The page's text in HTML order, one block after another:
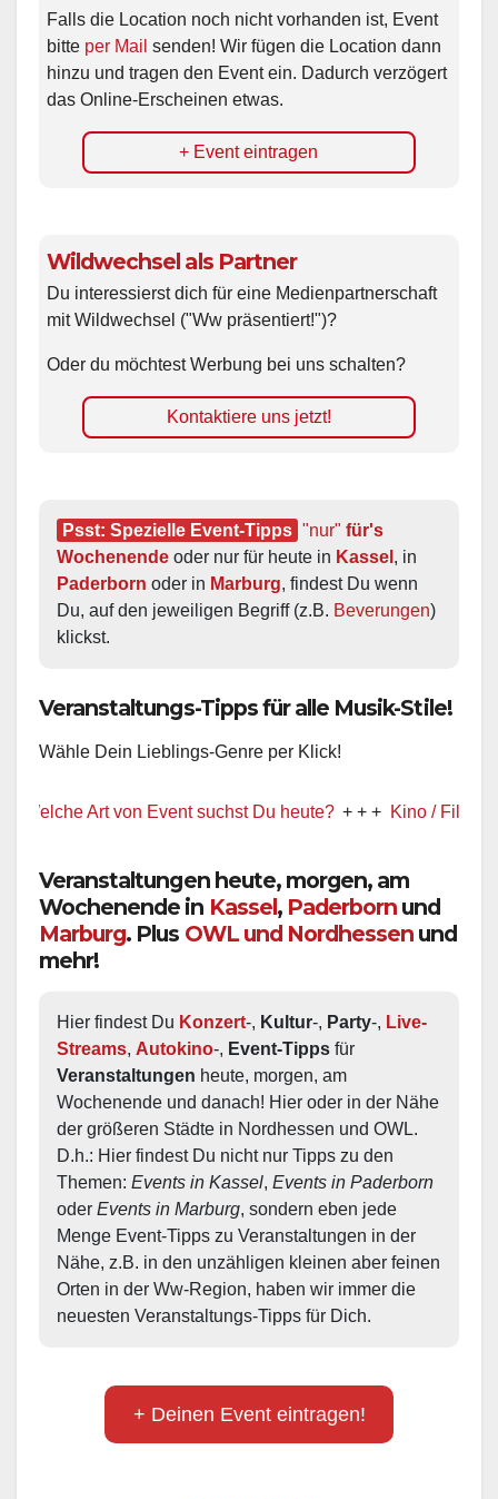
Falls die Location noch nicht vorhanden ist, Event
bitte per Mail senden! Wir fügen die Location dann
hinzu und tragen den Event ein. Dadurch verzögert
das Online-Erscheinen etwas.
+ Event eintragen
Wildwechsel als Partner
Du interessierst dich für eine Medienpartnerschaft
mit Wildwechsel ("Ww präsentiert!")?
Oder du möchtest Werbung bei uns schalten?
Kontaktiere uns jetzt!
Psst: Spezielle Event-Tipps "nur" für's
Wochenende oder nur für heute in Kassel
Paderborn oder in Marburg, findest Du wenn
Du, auf den jeweiligen Begriff (z.B. Beverungen)
klickst.
Veranstaltungs-Tipps für alle Musik-Stile!
Wähle Dein Lieblings-Genre per Klick!
Art von Event suchst Du heute? + + + Kino / Film + + +
Veranstaltungen heute, morgen, am
Wochenende in Kassel, Paderborn und
Marburg. Plus OWL und Nordhessen und
mehr!
Hier findest Du Konzert-, Kultur-, Party-, Live-
Streams, Autokino-, Event-Tipps
Veranstaltungen heute, morgen, am
Wochenende und danach! Hier oder in der Nähe
der größeren Städte in Nordhessen und OWL.
D.h.: Hier findest Du nicht nur Tipps zu den
Themen: Events in Kassel, Events in Paderborn
oder Events in Marburg, sondern eben jede
Menge Event-Tipps zu Veranstaltungen in der
Nähe, z.B. in den unzähligen kleinen aber feinen
Orten in der Ww-Region, haben wir immer die
neuesten Veranstaltungs-Tipps für Dich.
+ Deinen Event eintragen!